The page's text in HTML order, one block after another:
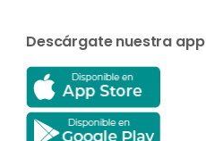
Descárgate nuestra app